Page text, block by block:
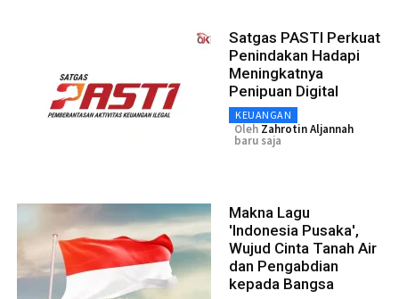
Satgas PASTI Perkuat
Penindakan Hadapi
Meningkatnya
Penipuan Digital
KEUANGAN
Oleh Zahrotin Aljannah
baru saja
Makna Lagu
'Indonesia Pusaka',
Wujud Cinta Tanah Air
dan Pengabdian
kepada Bangsa